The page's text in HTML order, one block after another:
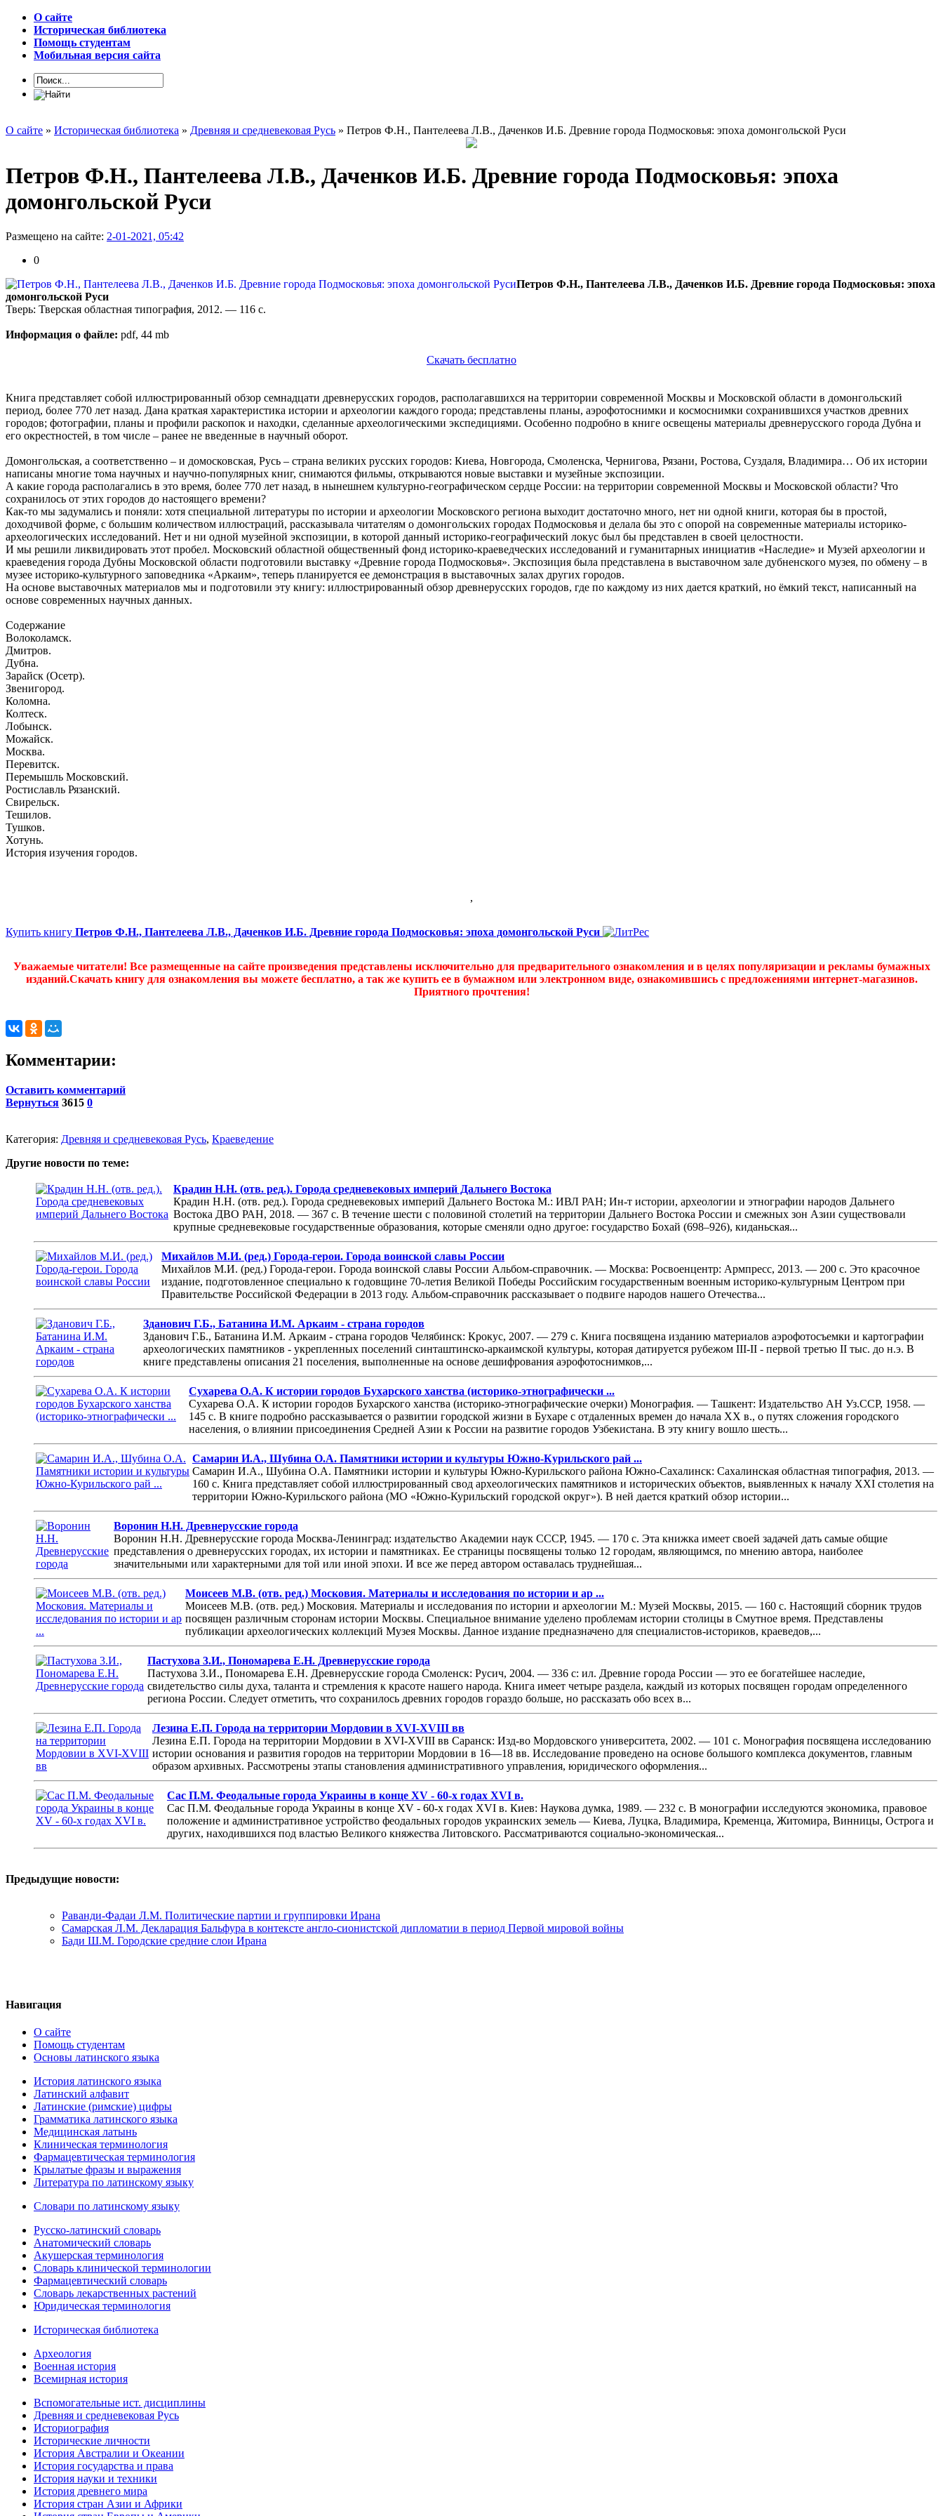
О сайте
Историческая библиотека
Помощь студентам
Мобильная версия сайта
О сайте » Историческая библиотека » Древняя и средневековая Русь » Петров Ф.Н., Пантелеева Л.В., Даченков И.Б. Древние города Подмосковья: эпоха домонгольской Руси
Петров Ф.Н., Пантелеева Л.В., Даченков И.Б. Древние города Подмосковья: эпоха
домонгольской Руси
Размещено на сайте: 2-01-2021, 05:42
0
Петров Ф.Н., Пантелеева Л.В., Даченков И.Б. Древние города Подмосковья: эпоха
домонгольской Руси
Тверь: Тверская областная типография, 2012. — 116 с.
Информация о файле: pdf, 44 mb
Скачать бесплатно
Книга представляет собой иллюстрированный обзор семнадцати древнерусских городов, располагавшихся на территории современной Москвы и Московской области в домонгольский
период, более 770 лет назад. Дана краткая характеристика истории и археологии каждого города; представлены планы, аэрофотоснимки и космоснимки сохранившихся участков древних
городов; фотографии, планы и профили раскопок и находки, сделанные археологическими экспедициями. Особенно подробно в книге освещены материалы древнерусского города Дубна и
его окрестностей, в том числе – ранее не введенные в научный оборот.
Домонгольская, а соответственно – и домосковская, Русь – страна великих русских городов: Киева, Новгорода, Смоленска, Чернигова, Рязани, Ростова, Суздаля, Владимира… Об их истории
написаны многие тома научных и научно-популярных книг, снимаются фильмы, открываются новые выставки и музейные экспозиции.
А какие города располагались в это время, более 770 лет назад, в нынешнем культурно-географическом сердце России: на территории современной Москвы и Московской области? Что
сохранилось от этих городов до настоящего времени?
Как-то мы задумались и поняли: хотя специальной литературы по истории и археологии Московского региона выходит достаточно много, нет ни одной книги, которая бы в простой,
доходчивой форме, с большим количеством иллюстраций, рассказывала читателям о домонгольских городах Подмосковья и делала бы это с опорой на современные материалы историко-
археологических исследований. Нет и ни одной музейной экспозиции, в которой данный историко-географический локус был бы представлен в своей целостности.
И мы решили ликвидировать этот пробел. Московский областной общественный фонд историко-краеведческих исследований и гуманитарных инициатив «Наследие» и Музей археологии и
краеведения города Дубны Московской области подготовили выставку «Древние города Подмосковья». Экспозиция была представлена в выставочном зале дубненского музея, по обмену – в
музее историко-культурного заповедника «Аркаим», теперь планируется ее демонстрация в выставочных залах других городов.
На основе выставочных материалов мы и подготовили эту книгу: иллюстрированный обзор древнерусских городов, где по каждому из них дается краткий, но ёмкий текст, написанный на
основе современных научных данных.
Содержание
Волоколамск.
Дмитров.
Дубна.
Зарайск (Осетр).
Звенигород.
Коломна.
Колтеск.
Лобынск.
Можайск.
Москва.
Перевитск.
Перемышль Московский.
Ростиславль Рязанский.
Свирельск.
Тешилов.
Тушков.
Хотунь.
История изучения городов.
,
Купить книгу Петров Ф.Н., Пантелеева Л.В., Даченков И.Б. Древние города Подмосковья: эпоха домонгольской Руси
Уважаемые читатели! Все размещенные на сайте произведения представлены исключительно для предварительного ознакомления и в целях популяризации и рекламы бумажных
изданий.Скачать книгу для ознакомления вы можете бесплатно, а так же купить ее в бумажном или электронном виде, ознакомившись с предложениями интернет-магазинов.
Приятного прочтения!
Комментарии:
Оставить комментарий
Вернуться 3615 0
Категория: Древняя и средневековая Русь, Краеведение
Другие новости по теме:
Крадин Н.Н. (отв. ред.). Города средневековых империй Дальнего Востока
Крадин Н.Н. (отв. ред.). Города средневековых империй Дальнего Востока М.: ИВЛ РАН; Ин-т истории, археологии и этнографии народов Дальнего
Востока ДВО РАН, 2018. — 367 с. В течение шести с половиной столетий на территории Дальнего Востока России и смежных зон Азии существовали
крупные средневековые государственные образования, которые сменяли одно другое: государство Бохай (698–926), киданьская...
Михайлов М.И. (ред.) Города-герои. Города воинской славы России
Михайлов М.И. (ред.) Города-герои. Города воинской славы России Альбом-справочник. — Москва: Росвоенцентр: Армпресс, 2013. — 200 с. Это красочное
издание, подготовленное специально к годовщине 70-летия Великой Победы Российским государственным военным историко-культурным Центром при
Правительстве Российской Федерации в 2013 году. Альбом-справочник рассказывает о подвиге народов нашего Отечества...
Зданович Г.Б., Батанина И.М. Аркаим - страна городов
Зданович Г.Б., Батанина И.М. Аркаим - страна городов Челябинск: Крокус, 2007. — 279 с. Книга посвящена изданию материалов аэрофотосъемки и картографии
археологических памятников - укрепленных поселений синташтинско-аркаимской культуры, которая датируется рубежом III-II - первой третью II тыс. до н.э. В
книге представлены описания 21 поселения, выполненные на основе дешифрования аэрофотоснимков,...
Сухарева О.А. К истории городов Бухарского ханства (историко-этнографически ...
Сухарева О.А. К истории городов Бухарского ханства (историко-этнографические очерки) Монография. — Ташкент: Издательство АН Уз.ССР, 1958. —
145 с. В книге подробно рассказывается о развитии городской жизни в Бухаре с отдаленных времен до начала ХХ в., о путях сложения городского
населения, о влиянии присоединения Средней Азии к России на развитие городов Узбекистана. В эту книгу вошло шесть...
Самарин И.А., Шубина О.А. Памятники истории и культуры Южно-Курильского рай ...
Самарин И.А., Шубина О.А. Памятники истории и культуры Южно-Курильского района Южно-Сахалинск: Сахалинская областная типография, 2013. —
160 с. Книга представляет собой иллюстрированный свод археологических памятников и исторических объектов, выявленных к началу XXI столетия на
территории Южно-Курильского района (МО «Южно-Курильский городской округ»). В ней дается краткий обзор истории...
Воронин Н.Н. Древнерусские города
Воронин Н.Н. Древнерусские города Москва-Ленинград: издательство Академии наук СССР, 1945. — 170 с. Эта книжка имеет своей задачей дать самые общие
представления о древнерусских городах, их истории и памятниках. Ее страницы посвящены только 12 городам, являющимся, по мнению автора, наиболее
значительными или характерными для той или иной эпохи. И все же перед автором оставалась труднейшая...
Моисеев М.В. (отв. ред.) Московия. Материалы и исследования по истории и ар ...
Моисеев М.В. (отв. ред.) Московия. Материалы и исследования по истории и археологии М.: Музей Москвы, 2015. — 160 с. Настоящий сборник трудов
посвящен различным сторонам истории Москвы. Специальное внимание уделено проблемам истории столицы в Смутное время. Представлены
публикации археологических коллекций Музея Москвы. Данное издание предназначено для специалистов-историков, краеведов,...
Пастухова 3.И., Пономарева Е.Н. Древнерусские города
Пастухова 3.И., Пономарева Е.Н. Древнерусские города Смоленск: Русич, 2004. — 336 с: ил. Древние города России — это ее богатейшее наследие,
свидетельство силы духа, таланта и стремления к красоте нашего народа. Книга имеет четыре раздела, каждый из которых посвящен городам определенного
региона России. Следует отметить, что сохранилось древних городов гораздо больше, но рассказать обо всех в...
Лезина Е.П. Города на территории Мордовии в XVI-XVIII вв
Лезина Е.П. Города на территории Мордовии в XVI-XVIII вв Саранск: Изд-во Мордовского университета, 2002. — 101 с. Монография посвящена исследованию
истории основания и развития городов на территории Мордовии в 16—18 вв. Исследование проведено на основе большого комплекса документов, главным
образом архивных. Рассмотрены этапы становления административного управления, юридического оформления...
Сас П.М. Феодальные города Украины в конце XV - 60-х годах XVI в.
Сас П.М. Феодальные города Украины в конце XV - 60-х годах XVI в. Киев: Наукова думка, 1989. — 232 с. В монографии исследуются экономика, правовое
положение и административное устройство феодальных городов украинских земель — Киева, Луцка, Владимира, Кременца, Житомира, Винницы, Острога и
других, находившихся под властью Великого княжества Литовского. Рассматриваются социально-экономическая...
Предыдущие новости:
Раванди-Фадаи Л.М. Политические партии и группировки Ирана
Самарская Л.М. Декларация Бальфура в контексте англо-сионистской дипломатии в период Первой мировой войны
Бади Ш.М. Городские средние слои Ирана
Навигация
О сайте
Помощь студентам
Основы латинского языка
История латинского языка
Латинский алфавит
Латинские (римские) цифры
Грамматика латинского языка
Медицинская латынь
Клиническая терминология
Фармацевтическая терминология
Крылатые фразы и выражения
Литература по латинскому языку
Словари по латинскому языку
Русско-латинский словарь
Анатомический словарь
Акушерская терминология
Словарь клинической терминологии
Фармацевтический словарь
Словарь лекарственных растений
Юридическая терминология
Историческая библиотека
Археология
Военная история
Всемирная история
Вспомогательные ист. дисциплины
Древняя и средневековая Русь
Историография
Исторические личности
История Австралии и Океании
История государства и права
История науки и техники
История древнего мира
История стран Азии и Африки